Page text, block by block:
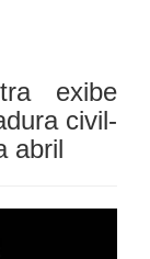
exibe
civil-
abril